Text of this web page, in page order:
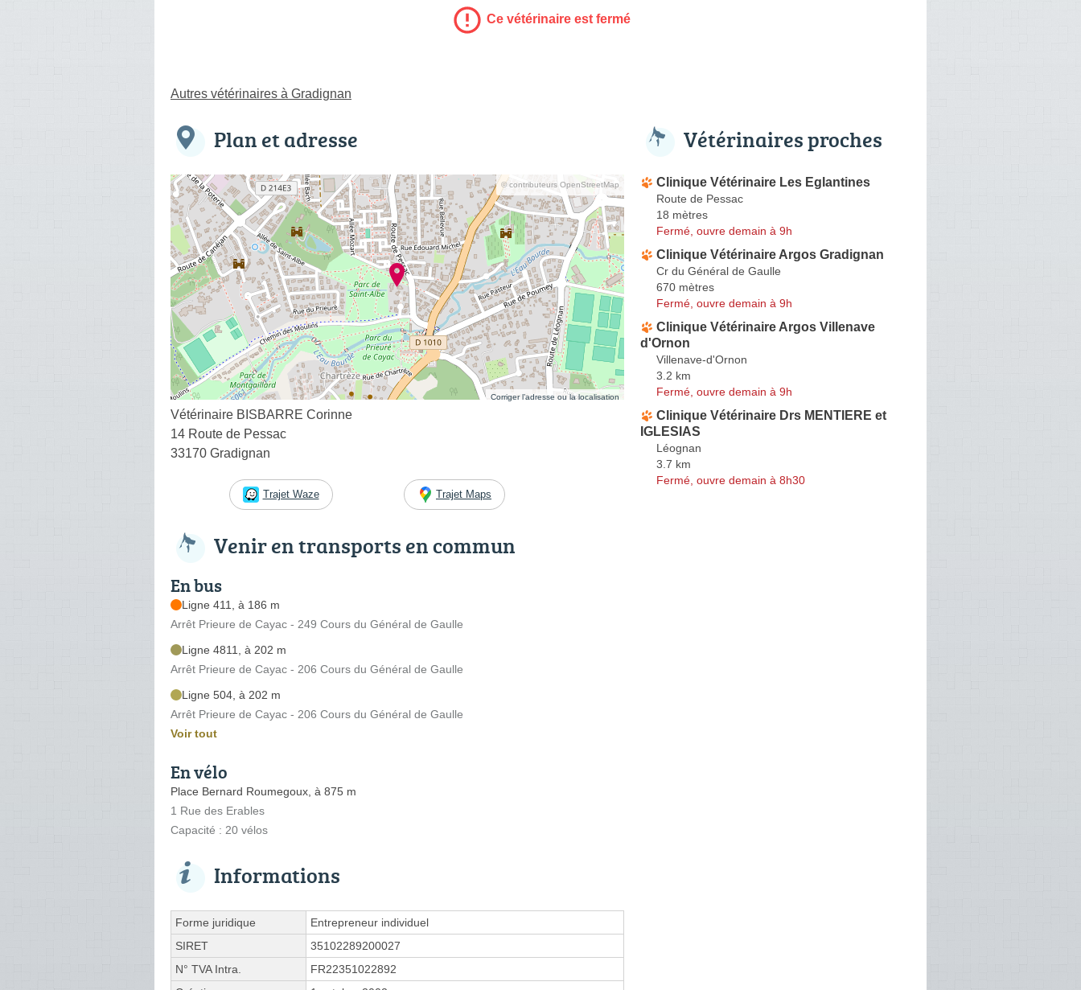
Ce vétérinaire est fermé
Autres vétérinaires à Gradignan
Plan et adresse
© contributeurs OpenStreetMap
Corriger l’adresse ou la localisation
Vétérinaire BISBARRE Corinne
14 Route de Pessac
33170 Gradignan
Trajet Waze Trajet Maps
Venir en transports en commun
En bus
Ligne 411, à 186 m
Arrêt Prieure de Cayac - 249 Cours du Général de Gaulle
Ligne 4811, à 202 m
Arrêt Prieure de Cayac - 206 Cours du Général de Gaulle
Ligne 504, à 202 m
Arrêt Prieure de Cayac - 206 Cours du Général de Gaulle
Voir tout
En vélo
Place Bernard Roumegoux, à 875 m
1 Rue des Erables
Capacité : 20 vélos
Informations
Forme juridique
Entrepreneur individuel
SIRET
35102289200027
N° TVA Intra.
FR22351022892
Vétérinaires proches
Clinique Vétérinaire Les Eglantines
Route de Pessac
18 mètres
Fermé, ouvre demain à 9h
Clinique Vétérinaire Argos Gradignan
Cr du Général de Gaulle
670 mètres
Fermé, ouvre demain à 9h
Clinique Vétérinaire Argos Villenave
d'Ornon
Villenave-d'Ornon
3.2 km
Fermé, ouvre demain à 9h
Clinique Vétérinaire Drs MENTIERE et
IGLESIAS
Léognan
3.7 km
Fermé, ouvre demain à 8h30